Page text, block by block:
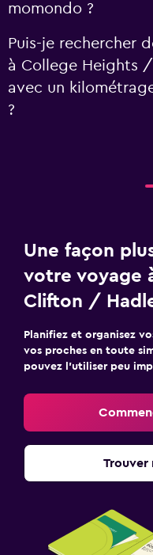
momondo ?
Puis-je rechercher
à College Heights
avec un
?
Une façon
votre voyage
Clifton /
Planifiez et organisez
vos proches en toute
pouvez l’utiliser peu
Trouver